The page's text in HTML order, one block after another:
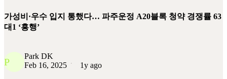
가성비·우수 입지 통했다… 파주운정 A20블록 청약 경쟁률 63
대1 ‘흥행’
P
Park DK
Feb 16, 2025
1y ago